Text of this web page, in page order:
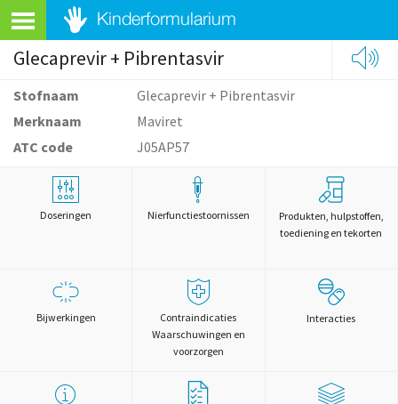
Glecaprevir + Pibrentasvir
Stofnaam
Glecaprevir + Pibrentasvir
Merknaam
Maviret
ATC code
J05AP57
Doseringen Nierfunctiestoornissen
Produkten, hulpstoffen,
toediening en tekorten
Bijwerkingen
Contraindicaties
Waarschuwingen en
voorzorgen
Interacties